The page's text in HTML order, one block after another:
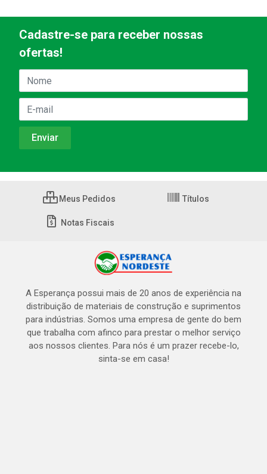
Cadastre-se para receber nossas
ofertas!
Meus Pedidos Títulos
Notas Fiscais
A Esperança possui mais de 20 anos de experiência na
distribuição de materiais de construção e suprimentos
para indústrias. Somos uma empresa de gente do bem
que trabalha com afinco para prestar o melhor serviço
aos nossos clientes. Para nós é um prazer recebe-lo,
sinta-se em casa!